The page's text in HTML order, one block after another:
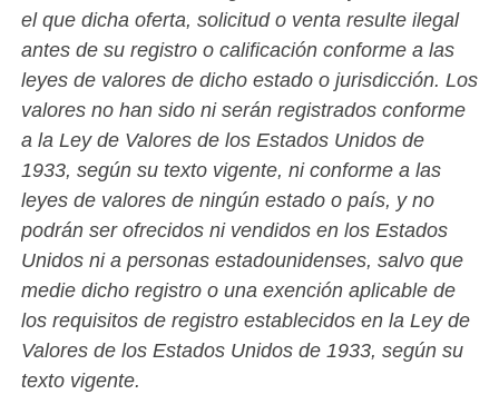
el que dicha oferta, solicitud o venta resulte ilegal
antes de su registro o calificación conforme a las
leyes de valores de dicho estado o jurisdicción. Los
valores no han sido ni serán registrados conforme
a la Ley de Valores de los Estados Unidos de
1933, según su texto vigente, ni conforme a las
leyes de valores de ningún estado o país, y no
podrán ser ofrecidos ni vendidos en los Estados
Unidos ni a personas estadounidenses, salvo que
medie dicho registro o una exención aplicable de
los requisitos de registro establecidos en la Ley de
Valores de los Estados Unidos de 1933, según su
texto vigente.